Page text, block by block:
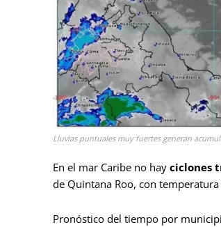
Lluvias puntuales muy fuertes generan
En el mar Caribe no hay ciclones
de Quintana Roo, con
Pronóstico del tiempo por